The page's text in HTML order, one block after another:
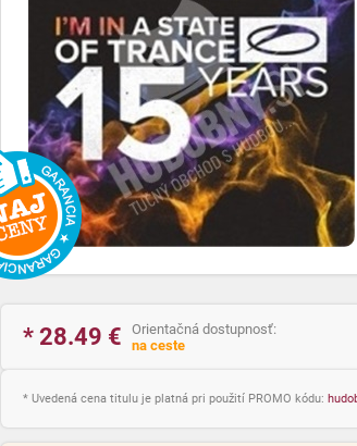
* 28.49 €
Orientačná dostupnosť:
na ceste
* Uvedená cena titulu je platná pri použití PROMO kódu: